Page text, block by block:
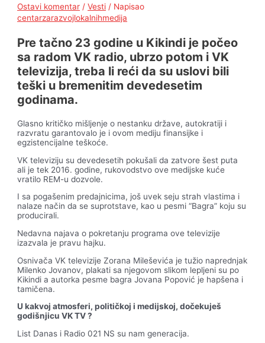
Ostavi komentar /Vesti / Napisao
centarzarazvojlokalnihmedija
Pre tačno 23 godine u Kikindi je počeo
sa radom VK radio, ubrzo potom i VK
televizija, treba li reći da su uslovi bili
teški u bremenitim devedesetim
godinama.
Glasno kritičko mišljenje o nestanku države, autokratiji i
razvratu garantovalo je i ovom mediju finansijke i
egzistencijalne teškoće.
VK televiziju su devedesetih pokušali da zatvore šest puta
ali je tek 2016. godine, rukovodstvo ove medijske kuće
vratilo REM-u dozvole.
I sa pogašenim predajnicima, još uvek seju strah vlastima i
nalaze način da se suprotstave, kao u pesmi “Bagra” koju su
producirali.
Nedavna najava o pokretanju programa ove televizije
izazvala je pravu hajku.
Osnivača VK televizije Zorana Mileševića je tužio naprednjak
Milenko Jovanov, plakati sa njegovom slikom lepljeni su po
Kikindi a autorka pesme bagra Jovana Popović je hapšena i
tamičena.
U kakvoj atmosferi, političkoj i medijskoj, dočekuješ
godišnjicu VK TV ?
List Danas i Radio 021 NS su nam generacija.